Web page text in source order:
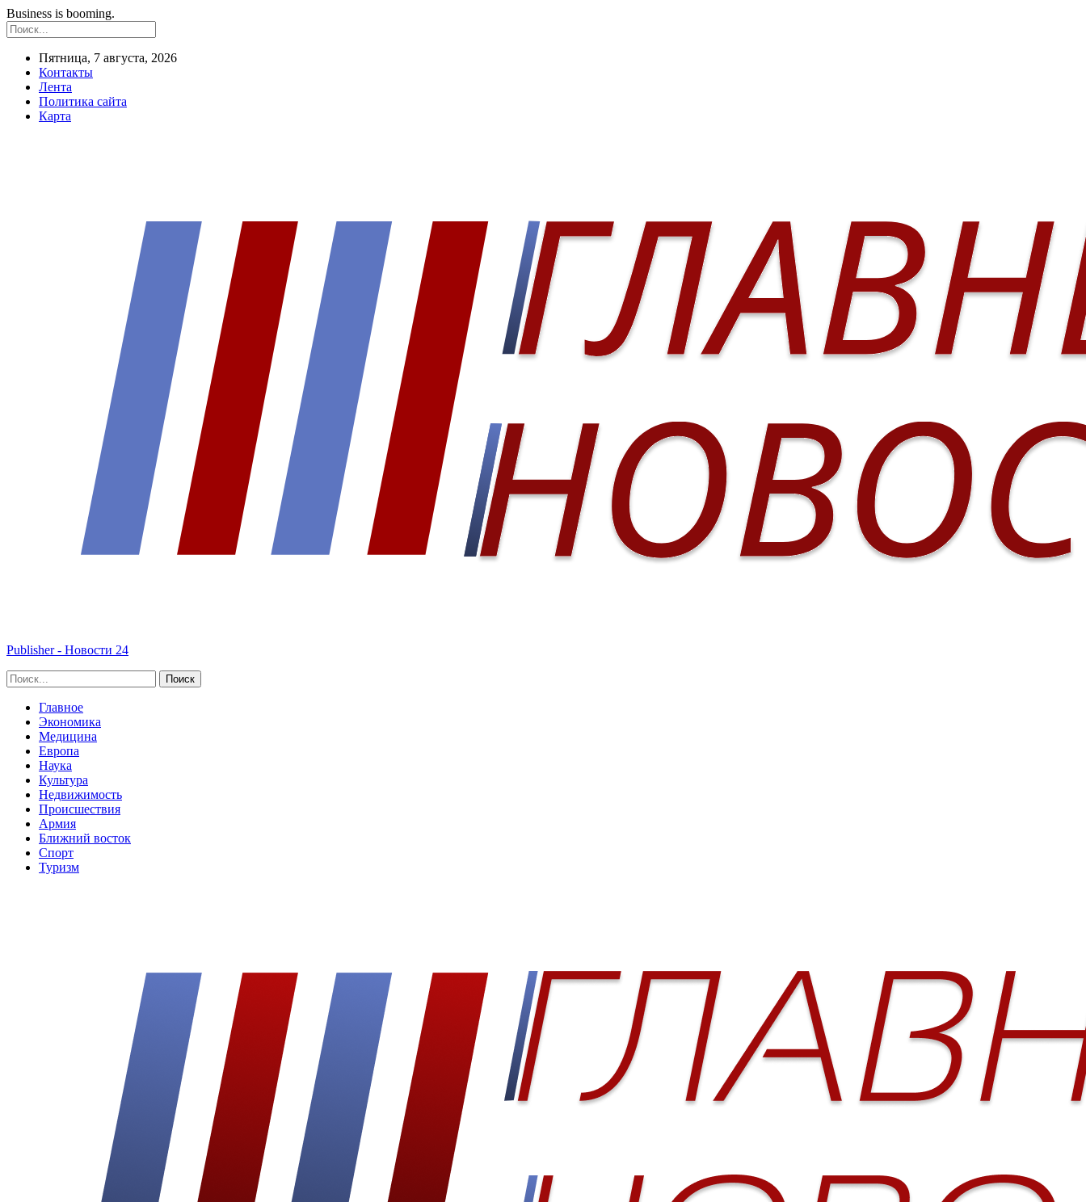
Business is booming.
Пятница, 7 августа, 2026
Контакты
Лента
Политика сайта
Карта
Publisher - Новости 24
Главное
Экономика
Медицина
Европа
Наука
Культура
Недвижимость
Происшествия
Армия
Ближний восток
Спорт
Туризм